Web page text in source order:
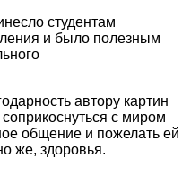
студентам
и было полезным
автору картин
с миром
общение и пожелать ей
же, здоровья.